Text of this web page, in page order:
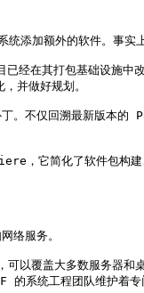
加额外的软件。事实
在其打包基础设施中
并做好规划。
不仅回溯最新版本
它简化了软件包构
络服务。
以覆盖大多数服务器
工程团队维护着专门